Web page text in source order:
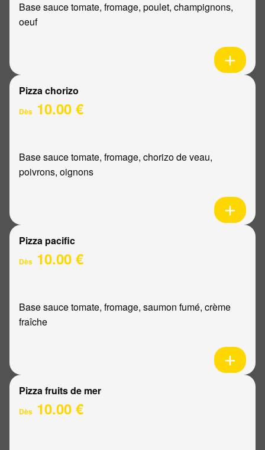
Base sauce tomate, fromage, poulet, champignons,
oeuf
Pizza chorizo
Dès 10.00 €
Base sauce tomate, fromage, chorizo de veau,
poivrons, oignons
Pizza pacific
Dès 10.00 €
Base sauce tomate, fromage, saumon fumé, crème
fraîche
Pizza fruits de mer
Dès 10.00 €